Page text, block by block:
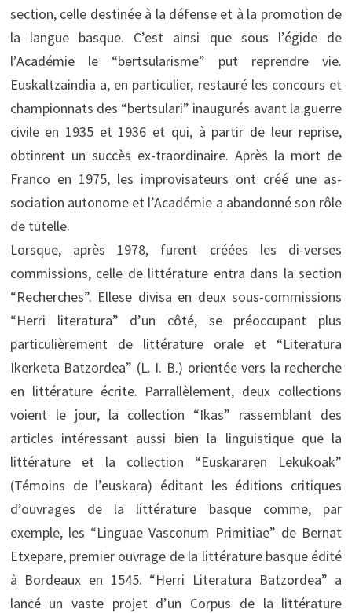
section, celle destinée à la défense et à la promotion de
la langue basque. C’est ainsi que sous l’égide de
l’Académie le “bertsularisme” put reprendre vie.
Euskaltzaindia a, en particulier, restauré les concours et
championnats des “bertsulari” inaugurés avant la guerre
civile en 1935 et 1936 et qui, à partir de leur reprise,
obtinrent un succès ex-traordinaire. Après la mort de
Franco en 1975, les improvisateurs ont créé une as-
sociation autonome et l’Académie a abandonné son rôle
de tutelle.
Lorsque, après 1978, furent créées les di-verses
commissions, celle de littérature entra dans la section
“Recherches”. Ellese divisa en deux sous-commissions
“Herri literatura” d’un côté, se préoccupant plus
particulièrement de littérature orale et “Literatura
Ikerketa Batzordea” (L. I. B.) orientée vers la recherche
en littérature écrite. Parrallèlement, deux collections
voient le jour, la collection “Ikas” rassemblant des
articles intéressant aussi bien la linguistique que la
littérature et la collection “Euskararen Lekukoak”
(Témoins de l’euskara) éditant les éditions critiques
d’ouvrages de la littérature basque comme, par
exemple, les “Linguae Vasconum Primitiae” de Bernat
Etxepare, premier ouvrage de la littérature basque édité
à Bordeaux en 1545. “Herri Literatura Batzordea” a
lancé un vaste projet d’un Corpus de la littérature